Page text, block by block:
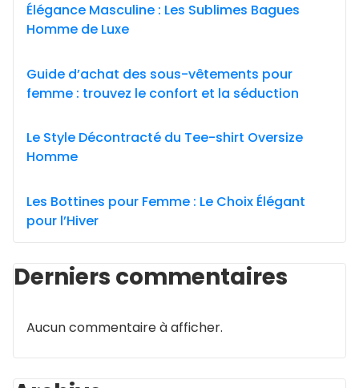
Élégance Masculine : Les Sublimes Bagues
Homme de Luxe
Guide d’achat des sous-vêtements pour
femme : trouvez le confort et la séduction
Le Style Décontracté du Tee-shirt Oversize
Homme
Les Bottines pour Femme : Le Choix Élégant
pour l’Hiver
Derniers commentaires
Aucun commentaire à afficher.